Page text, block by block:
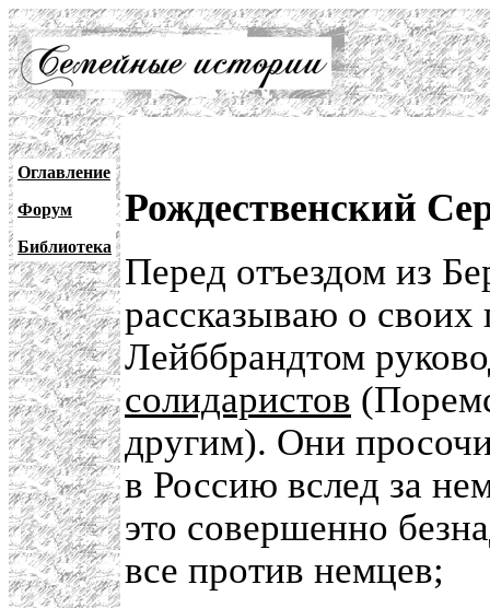
Оглавление
Форум
Библиотека
Рождественский
Перед отъездом из
рассказываю о своих
Лейббрандтом
солидаристов
другим). Они
в Россию вслед за
это совершенно
все против немцев;